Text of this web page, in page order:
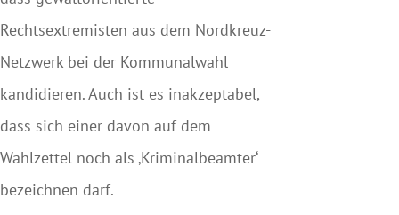
Rechtsextremisten aus dem Nordkreuz-
Netzwerk bei der Kommunalwahl
kandidieren. Auch ist es inakzeptabel,
dass sich einer davon auf dem
Wahlzettel noch als ‚Kriminalbeamter‘
bezeichnen darf.